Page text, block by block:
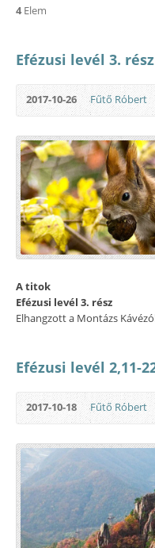
4Elem
Efézusi levél 3. rész
2017-10-26 Fűtő Róbert
A titok
Efézusi levél 3. rész
Elhangzott a Montázs
Efézusi levél 2,11-
2017-10-18 Fűtő Róbert